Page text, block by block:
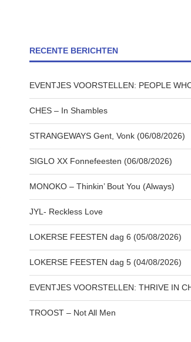
RECENTE BERICHTEN
EVENTJES VOORSTELLEN: PEOPLE
CHES – In Shambles
STRANGEWAYS Gent, Vonk (06/08/2026)
SIGLO XX Fonnefeesten (06/08/2026)
MONOKO – Thinkin’ Bout You (Always)
JYL- Reckless Love
LOKERSE FEESTEN dag 6 (05/08/2026)
LOKERSE FEESTEN dag 5 (04/08/2026)
EVENTJES VOORSTELLEN: THRIVE IN
TROOST – Not All Men